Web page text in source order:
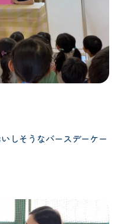
しそうなバースデーケー